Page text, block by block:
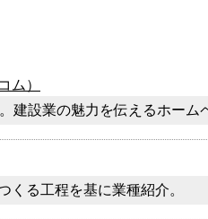
）
建設業の魅力を伝えるホーム
くる工程を基に業種紹介。